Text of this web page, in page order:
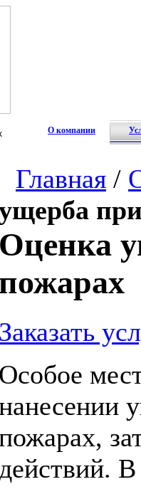
О компании
Главная /
Оценка
пожарах
Заказать
Особое